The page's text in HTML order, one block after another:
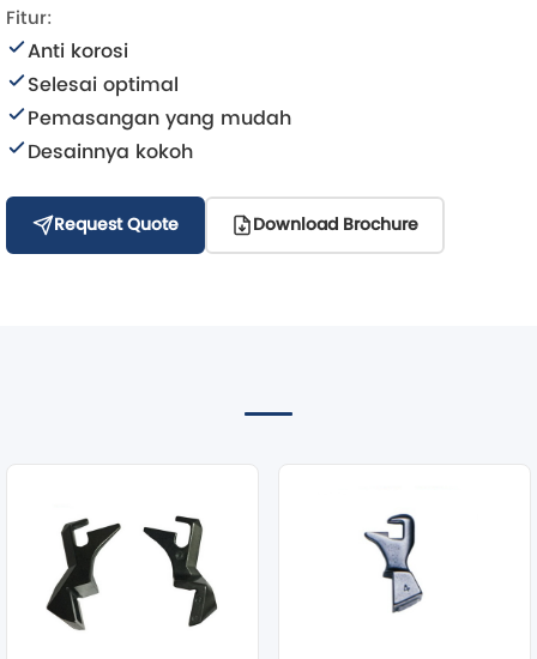
Fitur:
Anti korosi
Selesai optimal
Pemasangan yang mudah
Desainnya kokoh
Request Quote Download Brochure